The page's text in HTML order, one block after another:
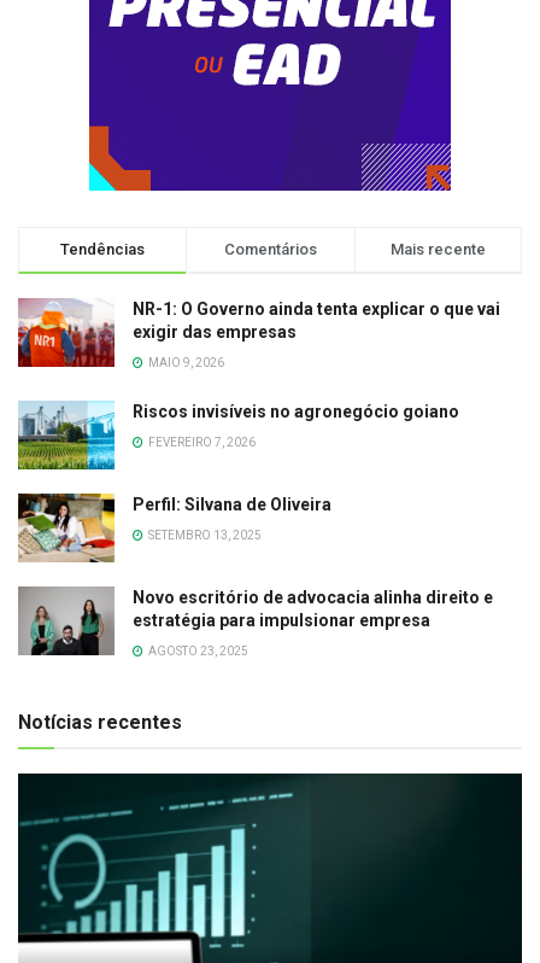
Tendências Comentários Mais recente
NR-1: O Governo ainda tenta explicar o que vai
exigir das empresas
MAIO 9, 2026
Riscos invisíveis no agronegócio goiano
FEVEREIRO 7, 2026
Perfil: Silvana de Oliveira
SETEMBRO 13, 2025
Novo escritório de advocacia alinha direito e
estratégia para impulsionar empresa
AGOSTO 23, 2025
Notícias recentes